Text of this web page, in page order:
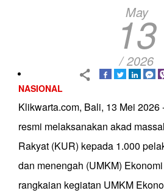
May
13
/ 2026
NASIONAL
Klikwarta.com, Bali, 13 Mei 2026
resmi melaksanakan akad
Rakyat (KUR) kepada 1.000
dan menengah (UMKM)
rangkaian kegiatan UMKM